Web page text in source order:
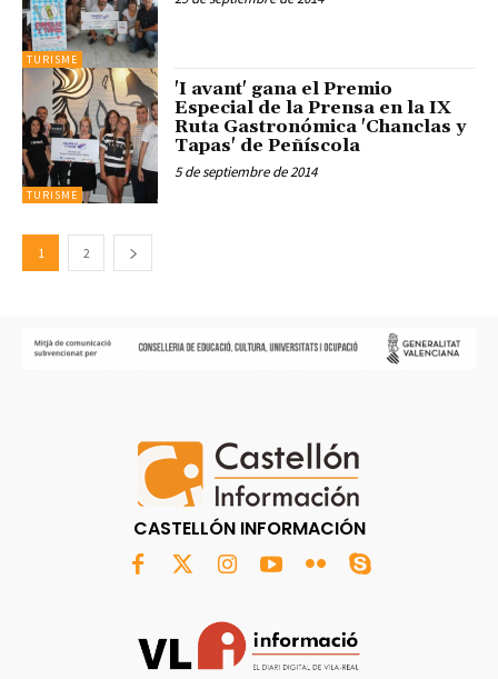
TURISME
TURISME
'I avant' gana el Premio
Especial de la Prensa en la IX
Ruta Gastronómica 'Chanclas y
Tapas' de Peñíscola
5 de septiembre de 2014
1 2
CASTELLÓN INFORMACIÓN